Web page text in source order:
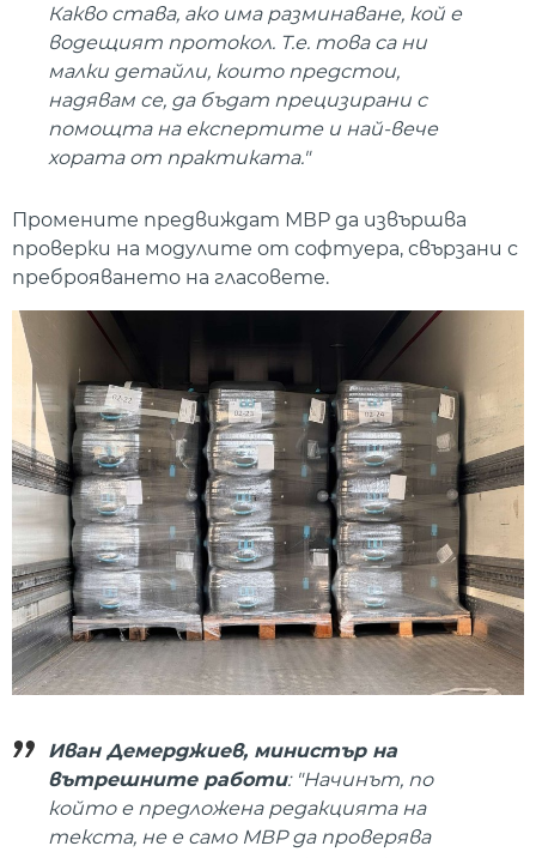
Какво става, ако има разминаване, кой е
водещият протокол. Т.е. това са ни
малки детайли, които предстои,
надявам се, да бъдат прецизирани с
помощта на експертите и най-вече
хората от практиката."
Промените предвиждат МВР да извършва
проверки на модулите от софтуера, свързани с
преброяването на гласовете.
Иван Демерджиев, министър на
вътрешните работи: "Начинът, по
който е предложена редакцията на
текста, не е само МВР да проверява